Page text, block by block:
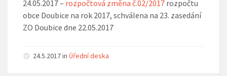
24.05.2017 – rozpočtová změna č.02/2017 rozpočtu
obce Doubice na rok 2017, schválena na 23. zasedání
ZO Doubice dne 22.05.2017
24.5.2017in Úřední deska